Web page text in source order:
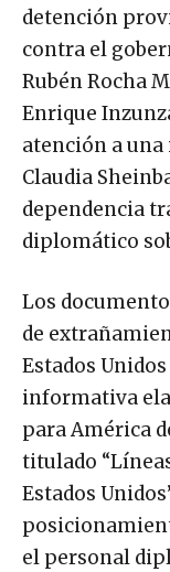
detención
contra el
Rubén Rocha
Enrique
atención a
Claudia
dependencia
diplomático
Los
de
Estados
informativa
para América
titulado
Estados
el personal